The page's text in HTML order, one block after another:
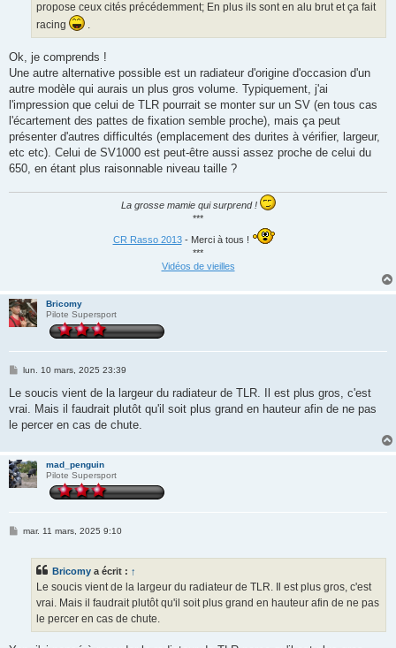
propose ceux cités précédemment; En plus ils sont en alu brut et ça fait
racing
.
Ok, je comprends !
Une autre alternative possible est un radiateur d'origine d'occasion d'un
autre modèle qui aurais un plus gros volume. Typiquement, j'ai
l'impression que celui de TLR pourrait se monter sur un SV (en tous cas
l'écartement des pattes de fixation semble proche), mais ça peut
présenter d'autres difficultés (emplacement des durites à vérifier, largeur,
etc etc). Celui de SV1000 est peut-être aussi assez proche de celui du
650, en étant plus raisonnable niveau taille ?
La grosse mamie qui surprend !
***
CR Rasso 2013- Merci à tous !
***
Vidéos de vieilles
Bricomy
Pilote Supersport
M
s
a
g
e
lun. 10 mars, 2025 23:39
Le soucis vient de la largeur du radiateur de TLR. Il est plus gros, c'est
vrai. Mais il faudrait plutôt qu'il soit plus grand en hauteur afin de ne pas
le percer en cas de chute.
mad_penguin
Pilote Supersport
Mmar. 11 mars, 2025 9:10
Bricomy a écrit : ↑
Le soucis vient de la largeur du radiateur de TLR. Il est plus gros, c'est
vrai. Mais il faudrait plutôt qu'il soit plus grand en hauteur afin de ne pas
le percer en cas de chute.